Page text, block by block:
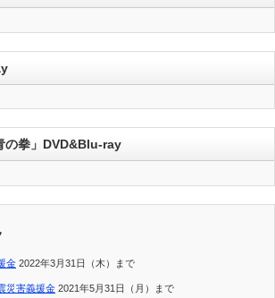
の拳」DVD&Blu-ray
金 2022年3月31日（木）まで
災害義援金 2021年5月31日（月）まで